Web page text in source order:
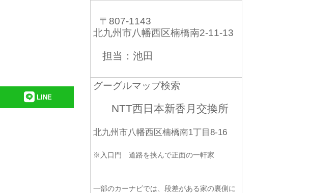
LINE
〒807-1143
北九州市八幡西区楠橋南2-11-13
担当：池田
グーグルマップ検索
NTT西日本新香月交換所
北九州市八幡西区楠橋南1丁目8-16
※入口門 道路を挟んで正面の一軒家
一部のカーナビでは、段差がある家の裏側に